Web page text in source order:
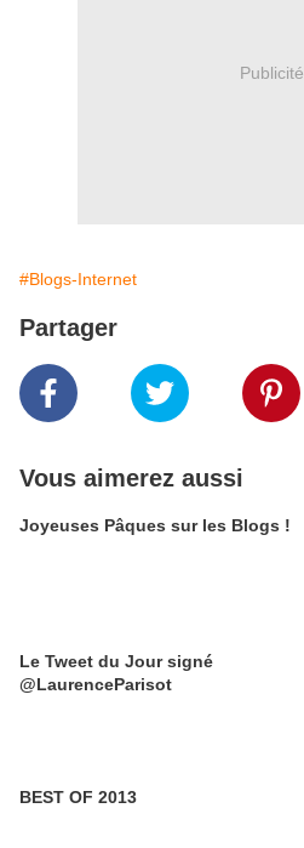
Publicité
#Blogs-Internet
Partager
Vous aimerez aussi
Joyeuses Pâques sur les Blogs !
Le Tweet du Jour signé
@LaurenceParisot
BEST OF 2013